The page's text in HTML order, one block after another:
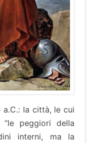
a.C.: la città, le cui
“le peggiori della
interni, ma la